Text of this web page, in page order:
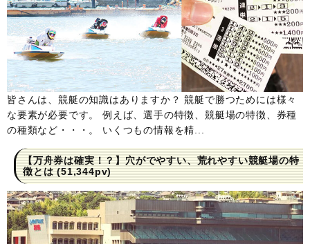
皆さんは、競艇の知識はありますか？ 競艇で勝つためには様々
な要素が必要です。 例えば、選手の特徴、競艇場の特徴、券種
の種類など・・・。 いくつもの情報を精...
【万舟券は確実！？】穴がでやすい、荒れやすい競艇場の特
徴とは(51,344pv)